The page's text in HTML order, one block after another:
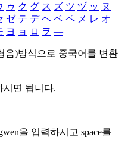
ゥ ク グ ス ズ ツ ヅ ッ ヌ
ゼ テ デ ヘ ベ ペ メ レ オ
ヨ ョ ロ ヲ ―
음)방식으로 중국어를 변환
시면 됩니다.
을 입력하시고 space를